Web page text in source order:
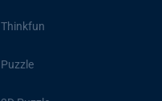
Thinkfun
Puzzle